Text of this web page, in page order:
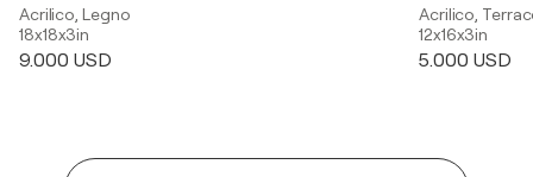
Acrilico, Legno
18x18x3in
9.000 USD
Acrilico,
12x16x3in
5.000 USD